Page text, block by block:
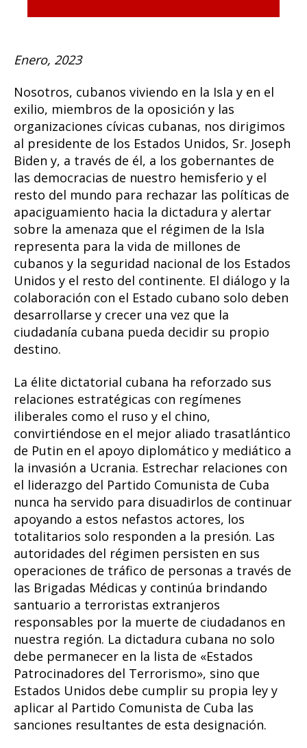
Enero, 2023
Nosotros, cubanos viviendo en la Isla y en el
exilio, miembros de la oposición y las
organizaciones cívicas cubanas, nos dirigimos
al presidente de los Estados Unidos, Sr. Joseph
Biden y, a través de él, a los gobernantes de
las democracias de nuestro hemisferio y el
resto del mundo para rechazar las políticas de
apaciguamiento hacia la dictadura y alertar
sobre la amenaza que el régimen de la Isla
representa para la vida de millones de
cubanos y la seguridad nacional de los Estados
Unidos y el resto del continente. El diálogo y la
colaboración con el Estado cubano solo deben
desarrollarse y crecer una vez que la
ciudadanía cubana pueda decidir su propio
destino.
La élite dictatorial cubana ha reforzado sus
relaciones estratégicas con regímenes
iliberales como el ruso y el chino,
convirtiéndose en el mejor aliado trasatlántico
de Putin en el apoyo diplomático y mediático a
la invasión a Ucrania. Estrechar relaciones con
el liderazgo del Partido Comunista de Cuba
nunca ha servido para disuadirlos de continuar
apoyando a estos nefastos actores, los
totalitarios solo responden a la presión. Las
autoridades del régimen persisten en sus
operaciones de tráfico de personas a través de
las Brigadas Médicas y continúa brindando
santuario a terroristas extranjeros
responsables por la muerte de ciudadanos en
nuestra región. La dictadura cubana no solo
debe permanecer en la lista de «Estados
Patrocinadores del Terrorismo», sino que
Estados Unidos debe cumplir su propia ley y
aplicar al Partido Comunista de Cuba las
sanciones resultantes de esta designación.